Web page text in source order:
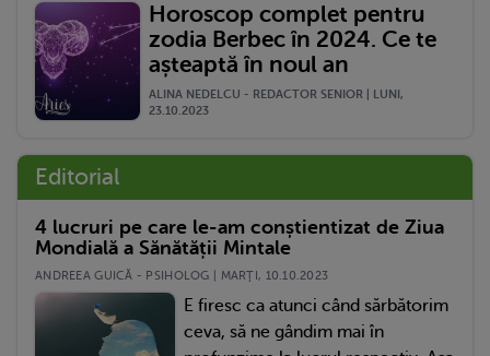
Horoscop complet pentru
zodia Berbec în 2024. Ce te
așteaptă în noul an
ALINA NEDELCU - REDACTOR SENIOR | LUNI,
23.10.2023
Editorial
4 lucruri pe care le-am conștientizat de Ziua
Mondială a Sănătății Mintale
ANDREEA GUICĂ - PSIHOLOG | MARŢI, 10.10.2023
E firesc ca atunci când sărbătorim
ceva, să ne gândim mai în